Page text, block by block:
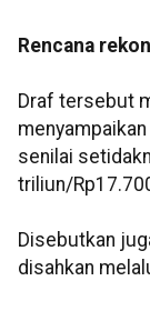
Rencana
Draf tersebut
senilai
triliun/
Disebutkan
disahkan